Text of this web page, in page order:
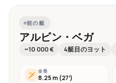
前の艇
アルビン・ベガ
~10 000 € 4艇目のヨット
全長
8.25 m (27′)